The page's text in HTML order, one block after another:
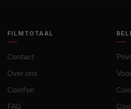
FILMTOTAAL
Contact
Over ons
Colofon
FAQ